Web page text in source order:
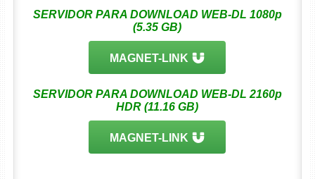
SERVIDOR PARA DOWNLOAD WEB-DL 1080p
(5.35 GB)
MAGNET-LINK
SERVIDOR PARA DOWNLOAD WEB-DL 2160p
HDR (11.16 GB)
MAGNET-LINK